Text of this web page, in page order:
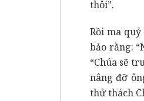
thôi”.
Rồi ma
bảo rằng:
“Chúa sẽ
nâng đỡ
thử thách